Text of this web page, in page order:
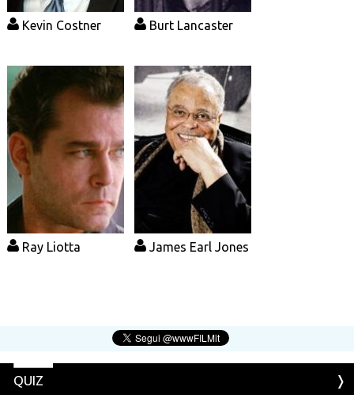
Kevin Costner Burt Lancaster
Ray Liotta James Earl Jones
QUIZ